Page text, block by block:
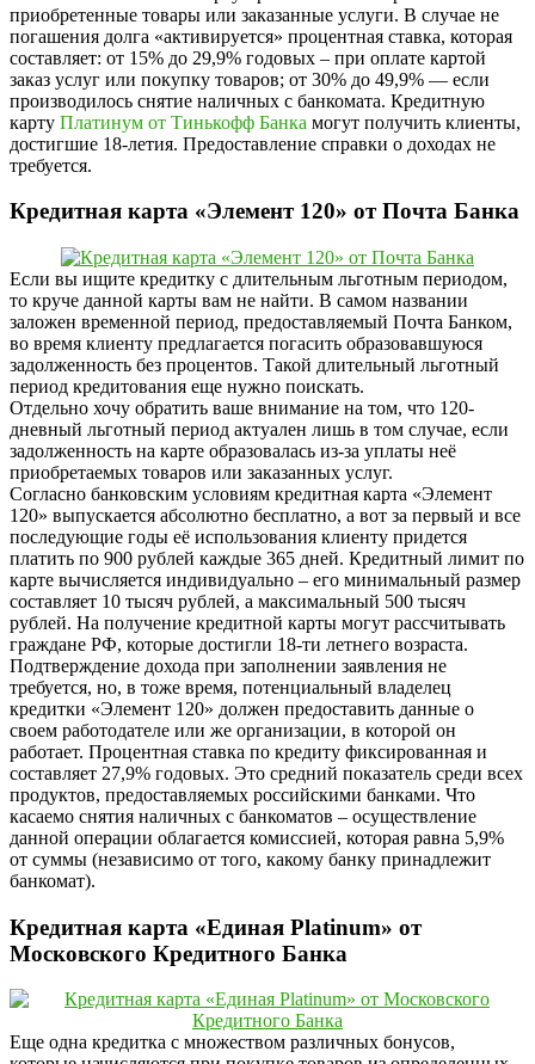
приобретенные товары или заказанные услуги. В случае не
погашения долга «активируется» процентная ставка, которая
составляет: от 15% до 29,9% годовых – при оплате картой
заказ услуг или покупку товаров; от 30% до 49,9% — если
производилось снятие наличных с банкомата. Кредитную
карту Платинум от Тинькофф Банка могут получить клиенты,
достигшие 18-летия. Предоставление справки о доходах не
требуется.
Кредитная карта «Элемент 120» от Почта Банка
Если вы ищите кредитку с длительным льготным периодом,
то круче данной карты вам не найти. В самом названии
заложен временной период, предоставляемый Почта Банком,
во время клиенту предлагается погасить образовавшуюся
задолженность без процентов. Такой длительный льготный
период кредитования еще нужно поискать.
Отдельно хочу обратить ваше внимание на том, что 120-
дневный льготный период актуален лишь в том случае, если
задолженность на карте образовалась из-за уплаты неё
приобретаемых товаров или заказанных услуг.
Согласно банковским условиям кредитная карта «Элемент
120» выпускается абсолютно бесплатно, а вот за первый и все
последующие годы её использования клиенту придется
платить по 900 рублей каждые 365 дней. Кредитный лимит по
карте вычисляется индивидуально – его минимальный размер
составляет 10 тысяч рублей, а максимальный 500 тысяч
рублей. На получение кредитной карты могут рассчитывать
граждане РФ, которые достигли 18-ти летнего возраста.
Подтверждение дохода при заполнении заявления не
требуется, но, в тоже время, потенциальный владелец
кредитки «Элемент 120» должен предоставить данные о
своем работодателе или же организации, в которой он
работает. Процентная ставка по кредиту фиксированная и
составляет 27,9% годовых. Это средний показатель среди всех
продуктов, предоставляемых российскими банками. Что
касаемо снятия наличных с банкоматов – осуществление
данной операции облагается комиссией, которая равна 5,9%
от суммы (независимо от того, какому банку принадлежит
банкомат).
Кредитная карта «Единая Platinum» от
Московского Кредитного Банка
Еще одна кредитка с множеством различных бонусов,